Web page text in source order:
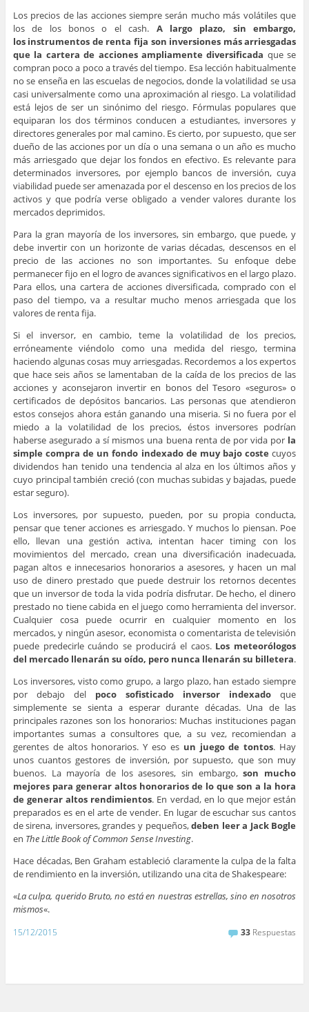
Los precios de las acciones siempre serán mucho más volátiles que
los de los bonos o el cash. A largo plazo, sin embargo,
los instrumentos de renta fija son inversiones más arriesgadas
que la cartera de acciones ampliamente diversificada que se
compran poco a poco a través del tiempo. Esa lección habitualmente
no se enseña en las escuelas de negocios, donde la volatilidad se usa
casi universalmente como una aproximación al riesgo. La volatilidad
está lejos de ser un sinónimo del riesgo. Fórmulas populares que
equiparan los dos términos conducen a estudiantes, inversores y
directores generales por mal camino. Es cierto, por supuesto, que ser
dueño de las acciones por un día o una semana o un año es mucho
más arriesgado que dejar los fondos en efectivo. Es relevante para
determinados inversores, por ejemplo bancos de inversión, cuya
viabilidad puede ser amenazada por el descenso en los precios de los
activos y que podría verse obligado a vender valores durante los
mercados deprimidos.
Para la gran mayoría de los inversores, sin embargo, que puede, y
debe invertir con un horizonte de varias décadas, descensos en el
precio de las acciones no son importantes. Su enfoque debe
permanecer fijo en el logro de avances significativos en el largo plazo.
Para ellos, una cartera de acciones diversificada, comprado con el
paso del tiempo, va a resultar mucho menos arriesgada que los
valores de renta fija.
Si el inversor, en cambio, teme la volatilidad de los precios,
erróneamente viéndolo como una medida del riesgo, termina
haciendo algunas cosas muy arriesgadas. Recordemos a los expertos
que hace seis años se lamentaban de la caída de los precios de las
acciones y aconsejaron invertir en bonos del Tesoro «seguros» o
certificados de depósitos bancarios. Las personas que atendieron
estos consejos ahora están ganando una miseria. Si no fuera por el
miedo a la volatilidad de los precios, éstos inversores podrían
haberse asegurado a sí mismos una buena renta de por vida por la
simple compra de un fondo indexado de muy bajo coste cuyos
dividendos han tenido una tendencia al alza en los últimos años y
cuyo principal también creció (con muchas subidas y bajadas, puede
estar seguro).
Los inversores, por supuesto, pueden, por su propia conducta,
pensar que tener acciones es arriesgado. Y muchos lo piensan. Poe
ello, llevan una gestión activa, intentan hacer timing con los
movimientos del mercado, crean una diversificación inadecuada,
pagan altos e innecesarios honorarios a asesores, y hacen un mal
uso de dinero prestado que puede destruir los retornos decentes
que un inversor de toda la vida podría disfrutar. De hecho, el dinero
prestado no tiene cabida en el juego como herramienta del inversor.
Cualquier cosa puede ocurrir en cualquier momento en los
mercados, y ningún asesor, economista o comentarista de televisión
puede predecirle cuándo se producirá el caos. Los meteorólogos
del mercado llenarán su oído, pero nunca llenarán su billetera.
Los inversores, visto como grupo, a largo plazo, han estado siempre
por debajo del poco sofisticado inversor indexado que
simplemente se sienta a esperar durante décadas. Una de las
principales razones son los honorarios: Muchas instituciones pagan
importantes sumas a consultores que, a su vez, recomiendan a
gerentes de altos honorarios. Y eso es un juego de tontos. Hay
unos cuantos gestores de inversión, por supuesto, que son muy
buenos. La mayoría de los asesores, sin embargo,son mucho
mejores para generar altos honorarios de lo que son a la hora
de generar altos rendimientos. En verdad, en lo que mejor están
preparados es en el arte de vender. En lugar de escuchar sus cantos
de sirena, inversores, grandes y pequeños,deben leer a Jack Bogle
en The Little Book of Common Sense Investing.
Hace décadas, Ben Graham estableció claramente la culpa de la falta
de rendimiento en la inversión, utilizando una cita de Shakespeare:
«La culpa, querido Bruto, no está en nuestras estrellas, sino en nosotros
mismos«.
15/12/2015 33 Respuestas